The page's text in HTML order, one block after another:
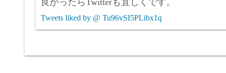
Tweets liked by @ Tu96vSI5PLibx1q